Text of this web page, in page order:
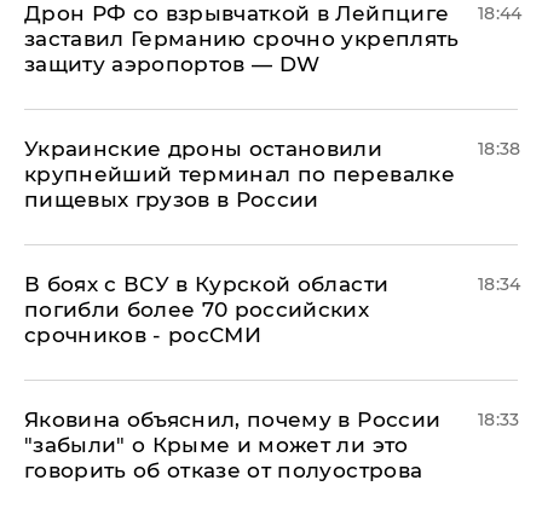
​Дрон РФ со взрывчаткой в Лейпциге
заставил Германию срочно укреплять
защиту аэропортов — DW
18:44
Украинские дроны остановили
крупнейший терминал по перевалке
пищевых грузов в России
18:38
В боях с ВСУ в Курской области
погибли более 70 российских
срочников - росСМИ
18:34
Яковина объяснил, почему в России
"забыли" о Крыме и может ли это
говорить об отказе от полуострова
18:33